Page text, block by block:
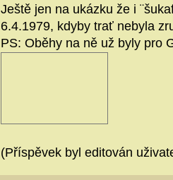
Ještě jen na ukázku že i
6.4.1979, kdyby trať nebyla
PS: Oběhy na ně už byly pro
(Příspěvek byl editován